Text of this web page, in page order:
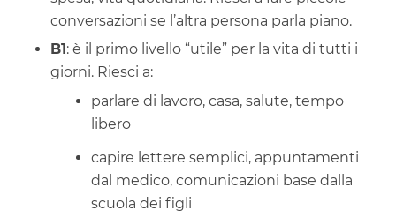
conversazioni se l’altra persona parla piano.
B1: è il primo livello “utile” per la vita di tutti i
giorni. Riesci a:
parlare di lavoro, casa, salute, tempo
libero
capire lettere semplici, appuntamenti
dal medico, comunicazioni base dalla
scuola dei figli